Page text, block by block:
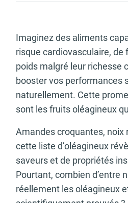
Imaginez des aliments
risque cardiovasculaire, de
poids malgré leur richesse
booster vos performances
naturellement. Cette
sont les fruits oléagineux
Amandes croquantes, noix
cette liste d’oléagineux
saveurs et de propriétés
Pourtant, combien d’entre
réellement les oléagineux